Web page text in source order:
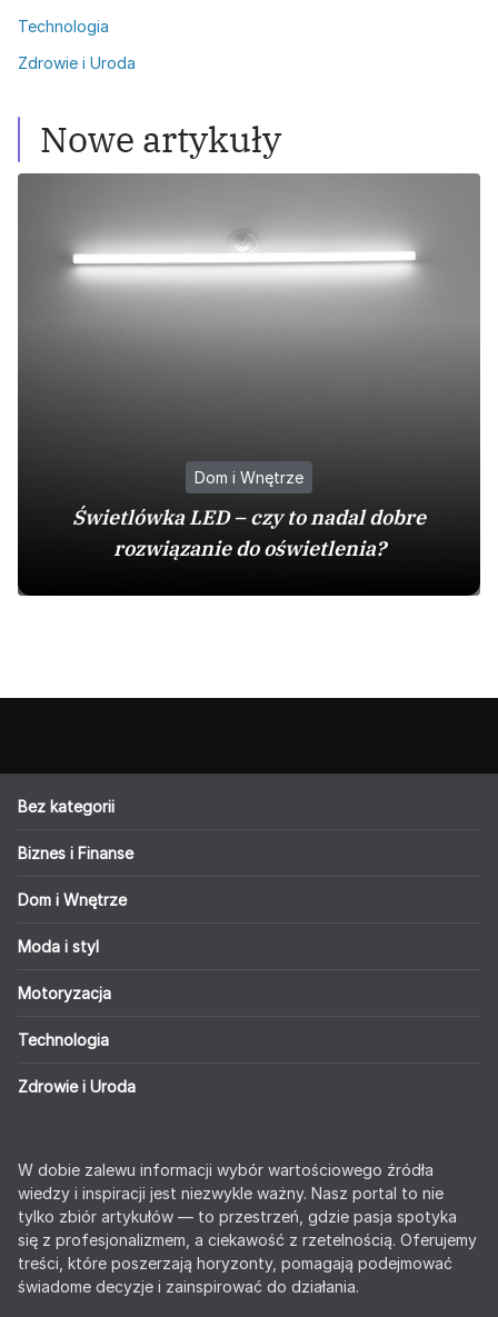
Technologia
Zdrowie i Uroda
Nowe artykuły
Dom i Wnętrze
Świetlówka LED – czy to nadal dobre
rozwiązanie do oświetlenia?
Bez kategorii
Biznes i Finanse
Dom i Wnętrze
Moda i styl
Motoryzacja
Technologia
Zdrowie i Uroda
W dobie zalewu informacji wybór wartościowego źródła
wiedzy i inspiracji jest niezwykle ważny. Nasz portal to nie
tylko zbiór artykułów — to przestrzeń, gdzie pasja spotyka
się z profesjonalizmem, a ciekawość z rzetelnością. Oferujemy
treści, które poszerzają horyzonty, pomagają podejmować
świadome decyzje i zainspirować do działania.